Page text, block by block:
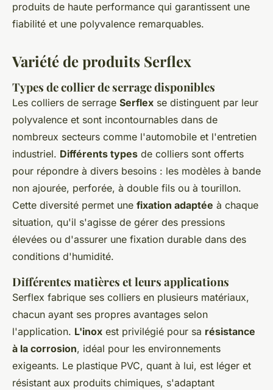
produits de haute performance qui garantissent une
fiabilité et une polyvalence remarquables.
Variété de produits Serflex
Types de collier de serrage disponibles
Les colliers de serrage Serflex se distinguent par leur
polyvalence et sont incontournables dans de
nombreux secteurs comme l'automobile et l'entretien
industriel. Différents types de colliers sont offerts
pour répondre à divers besoins : les modèles à bande
non ajourée, perforée, à double fils ou à tourillon.
Cette diversité permet une fixation adaptée à chaque
situation, qu'il s'agisse de gérer des pressions
élevées ou d'assurer une fixation durable dans des
conditions d'humidité.
Différentes matières et leurs applications
Serflex fabrique ses colliers en plusieurs matériaux,
chacun ayant ses propres avantages selon
l'application. L'inox est privilégié pour sa résistance
à la corrosion, idéal pour les environnements
exigeants. Le plastique PVC, quant à lui, est léger et
résistant aux produits chimiques, s'adaptant